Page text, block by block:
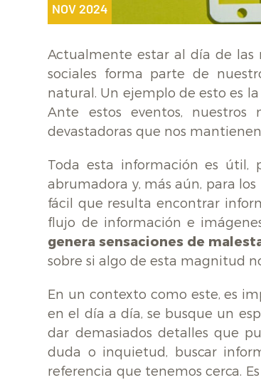
NOV 2024
Actualmente estar al día de las
sociales forma parte de
natural. Un ejemplo de esto es
Ante estos eventos,
devastadoras que nos
Toda esta información es útil,
abrumadora y, más aún, para
fácil que resulta encontrar
flujo de información e
genera sensaciones de
sobre si algo de esta magnitud
En un contexto como este, es
en el día a día, se busque un
dar demasiados detalles que
duda o inquietud, buscar
referencia que tenemos cerca.